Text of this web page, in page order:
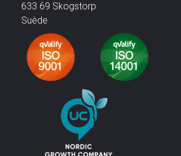
633 69 Skogstorp
Suède